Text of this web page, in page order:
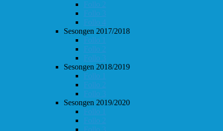
Follo 2
Follo 3
Follo 4
Sesongen 2017/2018
Follo 1
Follo 2
Follo 3
Sesongen 2018/2019
Follo 1
Follo 2
Follo 3
Sesongen 2019/2020
Follo 1
Follo 2
Follo 3